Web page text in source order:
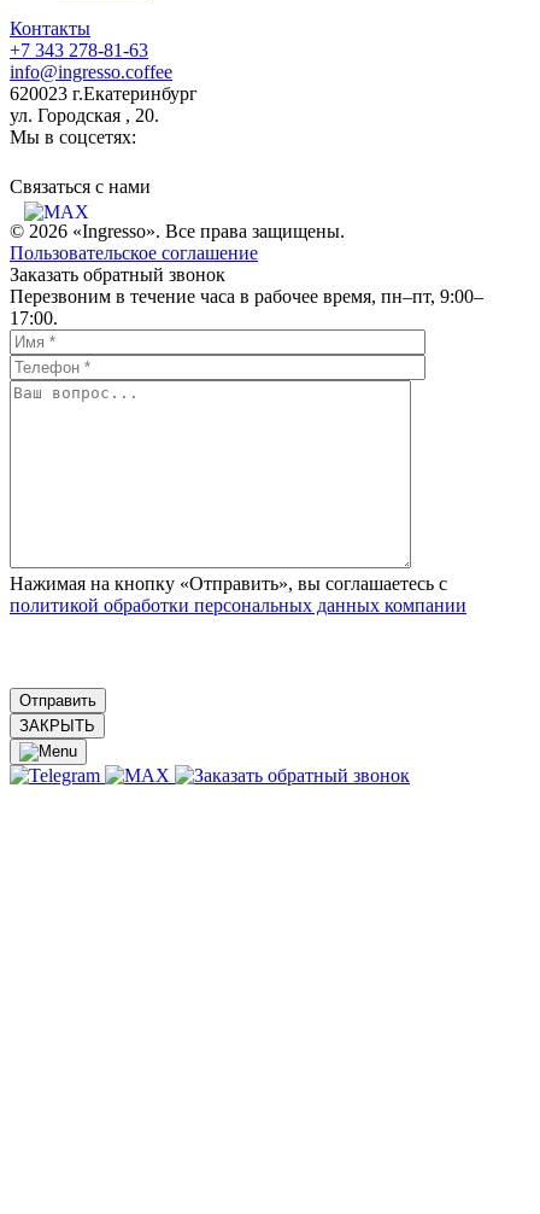
Контакты
+7 343 278-81-63
info@ingresso.coffee
620023 г.Екатеринбург
ул. Городская , 20.
Мы в соцсетях:
Связаться c нами
© 2026 «Ingresso». Все права защищены.
Пользовательское соглашение
Заказать обратный звонок
Перезвоним в течение часа в рабочее время, пн–пт, 9:00–
17:00.
Нажимая на кнопку «Отправить», вы соглашаетесь с
политикой обработки персональных данных компании
ЗАКРЫТЬ